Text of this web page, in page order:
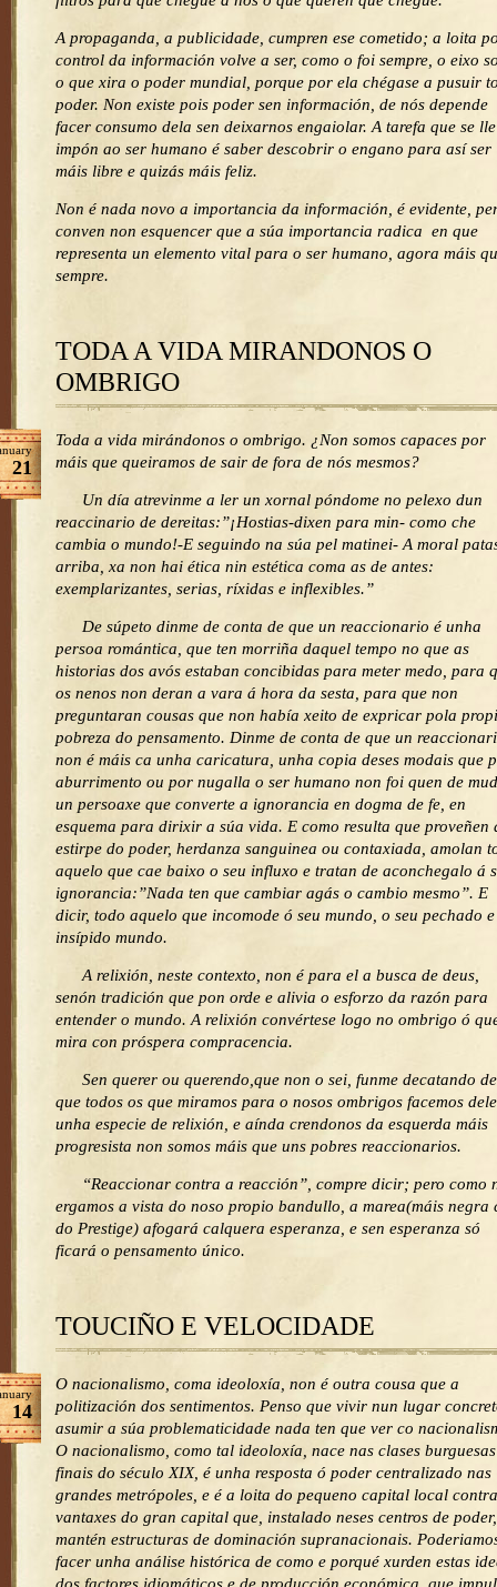
A propaganda, a publicidade, cumpren ese cometido; a loita
control da información volve a ser, como o foi sempre, o eixo
o que xira o poder mundial, porque por ela chégase a pusuir
poder. Non existe pois poder sen información, de nós depende
facer consumo dela sen deixarnos engaiolar. A tarefa que se lle
impón ao ser humano é saber descobrir o engano para así ser
máis libre e quizás máis feliz.
Non é nada novo a importancia da información, é evidente,
conven non esquencer que a súa importancia radica en que
representa un elemento vital para o ser humano, agora máis
sempre.
TODA A VIDA MIRANDONOS O
OMBRIGO
21
Toda a vida mirándonos o ombrigo. ¿Non somos capaces por
máis que queiramos de sair de fora de nós mesmos?
Un día atrevinme a ler un xornal póndome no pelexo dun
reaccinario de dereitas:”¡Hostias-dixen para min- como che
cambia o mundo!-E seguindo na súa pel matinei- A moral
arriba, xa non hai ética nin estética coma as de antes:
exemplarizantes, serias, ríxidas e inflexibles.”
De súpeto dinme de conta de que un reaccionario é unha
persoa romántica, que ten morriña daquel tempo no que as
historias dos avós estaban concibidas para meter medo, para
os nenos non deran a vara á hora da sesta, para que non
preguntaran cousas que non había xeito de expricar pola
pobreza do pensamento. Dinme de conta de que un
non é máis ca unha caricatura, unha copia deses modais que
aburrimento ou por nugalla o ser humano non foi quen de
un persoaxe que converte a ignorancia en dogma de fe, en
esquema para dirixir a súa vida. E como resulta que proveñen
estirpe do poder, herdanza sanguinea ou contaxiada, amolan
aquelo que cae baixo o seu influxo e tratan de aconchegalo á
ignorancia:”Nada ten que cambiar agás o cambio mesmo”. E
dicir, todo aquelo que incomode ó seu mundo, o seu pechado e
insípido mundo.
A relixión, neste contexto, non é para el a busca de deus,
senón tradición que pon orde e alivia o esforzo da razón para
entender o mundo. A relixión convértese logo no ombrigo ó
mira con próspera compracencia.
Sen querer ou querendo,que non o sei, funme decatando de
que todos os que miramos para o nosos ombrigos facemos
unha especie de relixión, e aínda crendonos da esquerda máis
progresista non somos máis que uns pobres reaccionarios.
“Reaccionar contra a reacción”, compre dicir; pero como
ergamos a vista do noso propio bandullo, a marea(máis negra
do Prestige) afogará calquera esperanza, e sen esperanza só
ficará o pensamento único.
TOUCIÑO E VELOCIDADE
14
O nacionalismo, coma ideoloxía, non é outra cousa que a
politización dos sentimentos. Penso que vivir nun lugar
asumir a súa problematicidade nada ten que ver co
O nacionalismo, como tal ideoloxía, nace nas clases
finais do século XIX, é unha resposta ó poder centralizado nas
grandes metrópoles, e é a loita do pequeno capital local
vantaxes do gran capital que, instalado neses centros de poder,
mantén estructuras de dominación supranacionais.
facer unha análise histórica de como e porqué xurden estas